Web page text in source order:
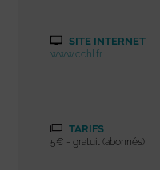
SITE INTERNET
www.cchl.fr
TARIFS
5€ - gratuit (abonnés)